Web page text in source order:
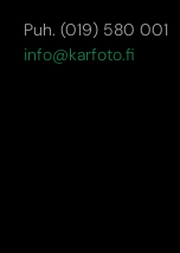
Puh. (019) 580 001
info@karfoto.fi